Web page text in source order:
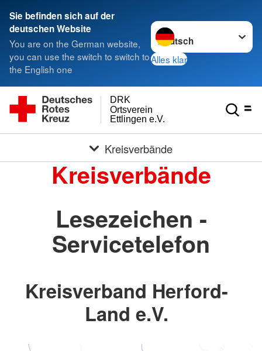
Sie befinden sich auf der
deutschen Website
You are on the German website,
you can use the switch to switch to
the English one
Sprache wechseln zu
Alles klar
Ettlingen e.V.
Ortsverein
DRK
Kreisverbände
Kreisverbände
Lesezeichen -
Servicetelefon
Kreisverband Herford-
Land e.V.